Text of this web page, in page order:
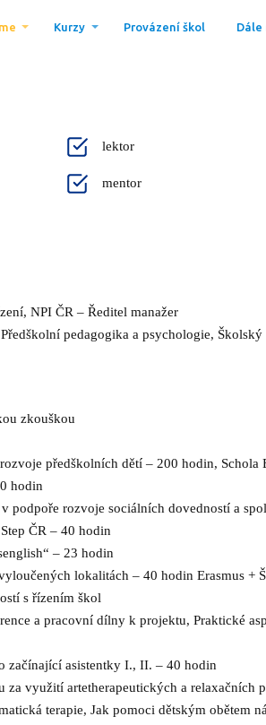
Kurzy Provázení škol Dále
lektor
mentor
NPI ČR – Ředitel manažer
pedagogika a psychologie, Školský
zkouškou
předškolních dětí – 200 hodin, Schola
hodin
podpoře rozvoje sociálních dovedností a
ČR – 40 hodin
– 23 hodin
lokalitách – 40 hodin Erasmus +
s řízením škol
a pracovní dílny k projektu, Praktické
začínající asistentky I., II. – 40 hodin
využití artetherapeutických a relaxačních
terapie, Jak pomoci dětským obětem